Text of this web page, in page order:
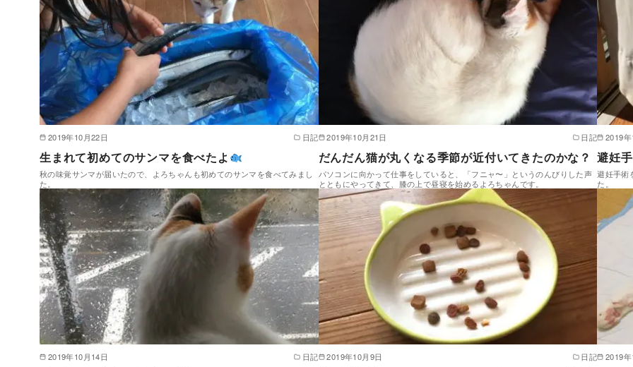
2019年10月22日 日記
生まれて初めてのサンマを食べたよ
秋の味覚サンマが届いたので、よろちゃんも初めてのサンマを食べてみまし
た。
2019年10月21日 日記
だんだん猫が丸くなる季節が近付いてきたのかな？
パソコンに向かって仕事をしていると、「フニャ〜」というのんびりした声
とともにやってきて、膝の上で昼寝を始めるよろちゃんです。
2019
避妊
避妊手術
た。
2019年10月14日 日記 2019年10月9日 日記 2019